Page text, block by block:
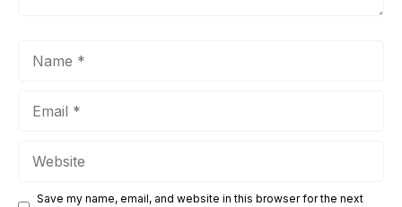
Save my name, email, and website in this browser for the next